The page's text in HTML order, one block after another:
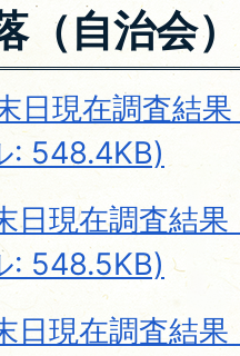
（自治会
日現在調査結
: 548.4KB)
日現在調査結
: 548.5KB)
日現在調査結